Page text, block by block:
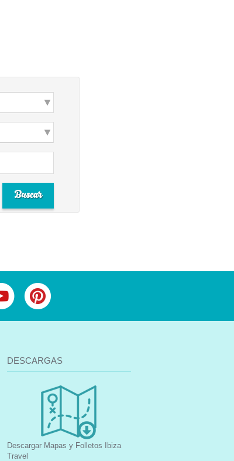
DESCARGAS
Descargar Mapas y Folletos Ibiza
Travel